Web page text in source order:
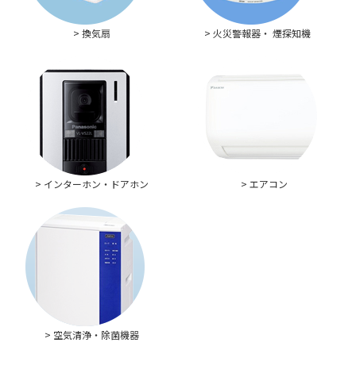
> 換気扇 > 火災警報器・ 煙探知機
> インターホン・ドアホン > エアコン
> 空気清浄・除菌機器